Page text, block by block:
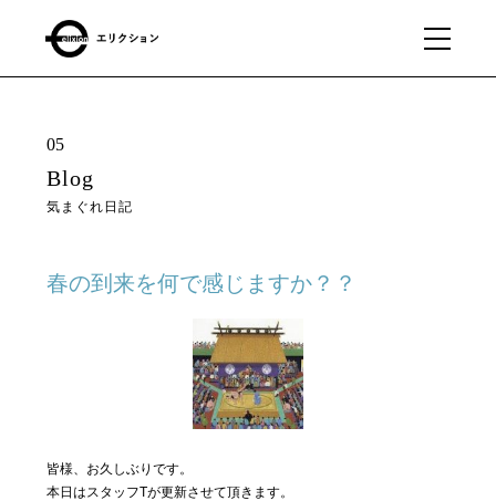
01
business
私たちの事業
03 About
05
Blog
気まぐれ日記
春の到来を何で感じますか？？
皆様、お久しぶりです。
本日はスタッフTが更新させて頂きます。